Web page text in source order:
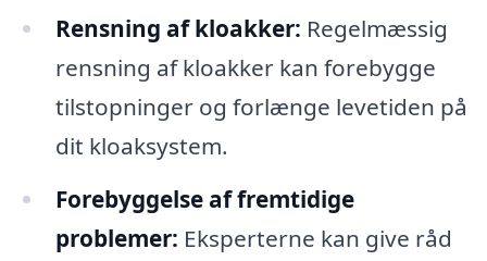
Rensning af kloakker: Regelmæssig
rensning af kloakker kan forebygge
tilstopninger og forlænge levetiden på
dit kloaksystem.
Forebyggelse af fremtidige
problemer: Eksperterne kan give råd